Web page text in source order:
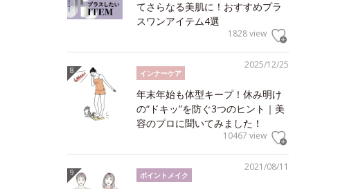
てさらなる美肌に！おすすめプラ
スワンアイテム4選
1828 view
2025/12/25
インナーケア
年末年始も体型キープ！休み明け
の“ドキッ”を防ぐ3つのヒント｜美
容のプロに聞いてみました！
10467 view
2021/08/11
ポイントメイク